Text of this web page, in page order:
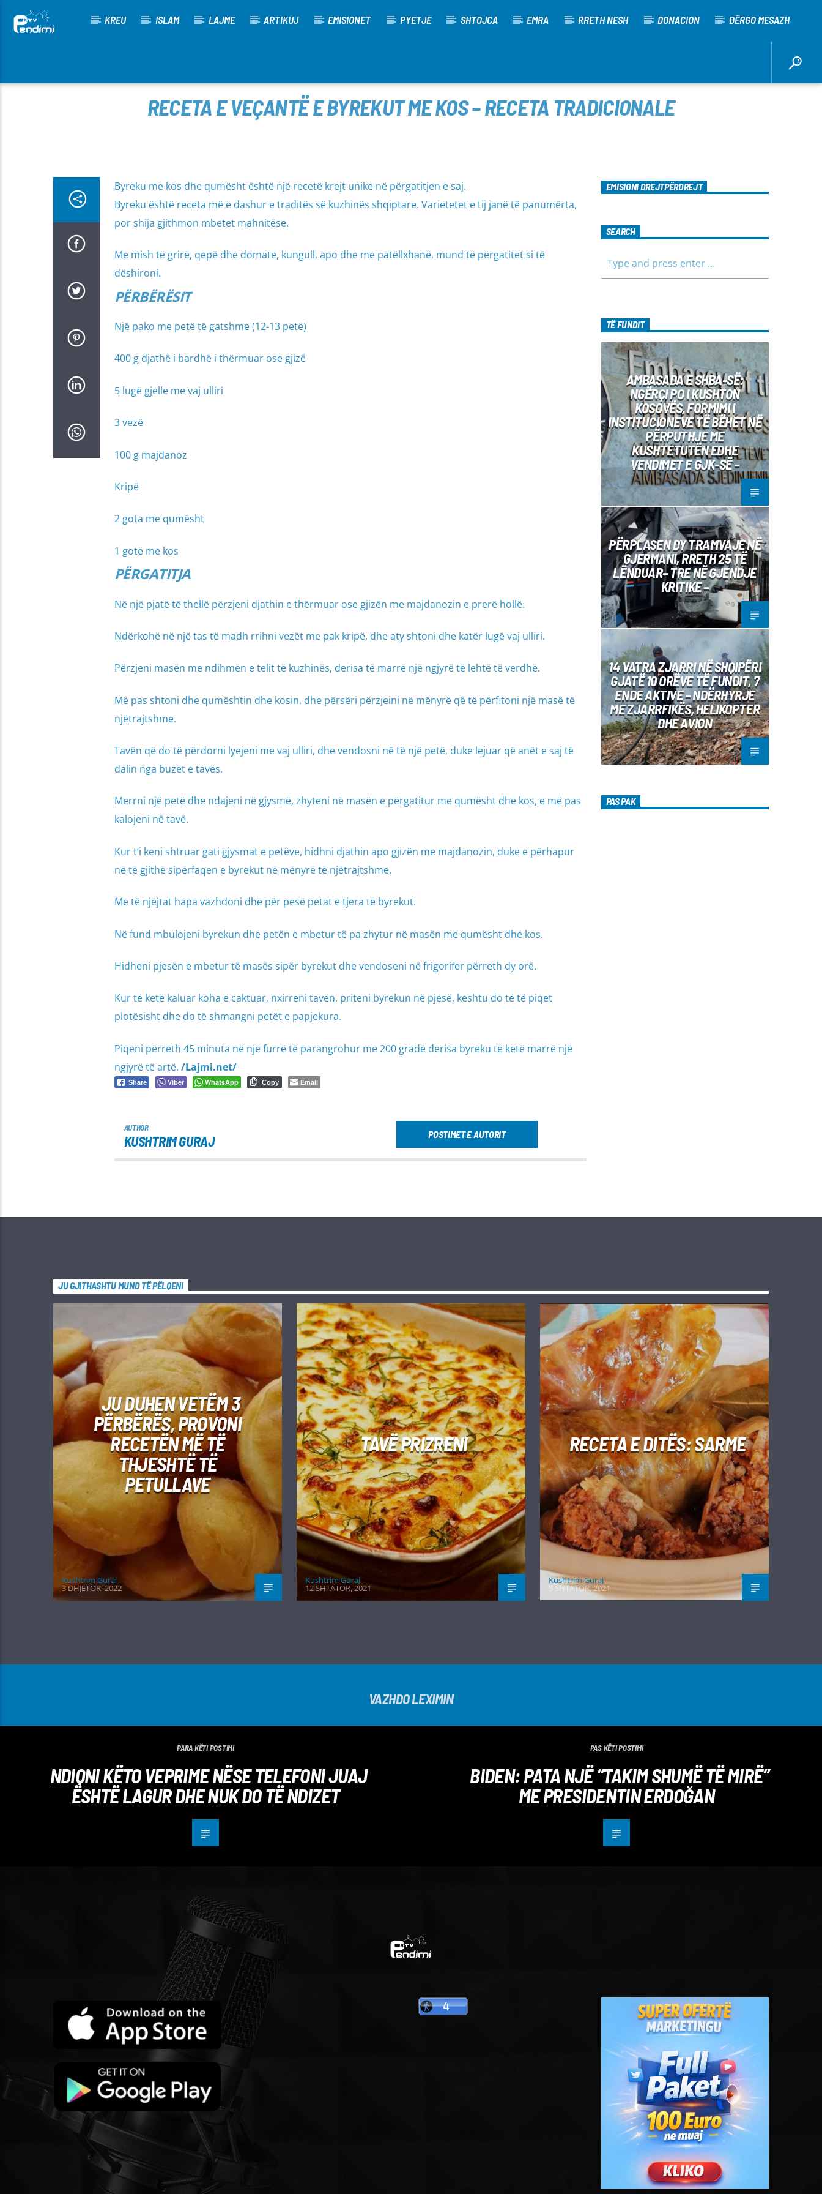
KREU ISLAM LAJME ARTIKUJ EMISIONET PYETJE SHTOJCA EMRA RRETH NESH DONACION DËRGO MESAZH
RECETA E VEÇANTË E BYREKUT ME KOS – RECETA TRADICIONALE
Byreku me kos dhe qumësht është një recetë krejt unike në përgatitjen e saj.
Byreku është receta më e dashur e traditës së kuzhinës shqiptare. Varietetet e tij janë të panumërta,
por shija gjithmon mbetet mahnitëse.
Me mish të grirë, qepë dhe domate, kungull, apo dhe me patëllxhanë, mund të përgatitet si të
dëshironi.
PËRBËRËSIT
Një pako me petë të gatshme (12-13 petë)
400 g djathë i bardhë i thërmuar ose gjizë
5 lugë gjelle me vaj ulliri
3 vezë
100 g majdanoz
Kripë
2 gota me qumësht
1 gotë me kos
PËRGATITJA
Në një pjatë të thellë përzjeni djathin e thërmuar ose gjizën me majdanozin e prerë hollë.
Ndërkohë në një tas të madh rrihni vezët me pak kripë, dhe aty shtoni dhe katër lugë vaj ulliri.
Përzjeni masën me ndihmën e telit të kuzhinës, derisa të marrë një ngjyrë të lehtë të verdhë.
Më pas shtoni dhe qumështin dhe kosin, dhe përsëri përzjeini në mënyrë që të përfitoni një masë të
njëtrajtshme.
Tavën që do të përdorni lyejeni me vaj ulliri, dhe vendosni në të një petë, duke lejuar që anët e saj të
dalin nga buzët e tavës.
Merrni një petë dhe ndajeni në gjysmë, zhyteni në masën e përgatitur me qumësht dhe kos, e më pas
kalojeni në tavë.
Kur t’i keni shtruar gati gjysmat e petëve, hidhni djathin apo gjizën me majdanozin, duke e përhapur
në të gjithë sipërfaqen e byrekut në mënyrë të njëtrajtshme.
Me të njëjtat hapa vazhdoni dhe për pesë petat e tjera të byrekut.
Në fund mbulojeni byrekun dhe petën e mbetur të pa zhytur në masën me qumësht dhe kos.
Hidheni pjesën e mbetur të masës sipër byrekut dhe vendoseni në frigorifer përreth dy orë.
Kur të ketë kaluar koha e caktuar, nxirreni tavën, priteni byrekun në pjesë, keshtu do të të piqet
plotësisht dhe do të shmangni petët e papjekura.
Piqeni përreth 45 minuta në një furrë të parangrohur me 200 gradë derisa byreku të ketë marrë një
ngjyrë të artë. /Lajmi.net/
Share Viber WhatsApp Copy Email
AUTHOR
KUSHTRIM GURAJ POSTIMET E AUTORIT
EMISIONI DREJTPËRDREJT
SEARCH
TË FUNDIT
AMBASADA E SHBA-SË:
NGËRÇI PO I KUSHTON
KOSOVËS, FORMIMI I
INSTITUCIONEVE TË BËHET NË
PËRPUTHJE ME
KUSHTETUTËN EDHE
VENDIMET E GJK-SË –
PËRPLASEN DY TRAMVAJE NË
GJERMANI, RRETH 25 TË
LËNDUAR– TRE NË GJENDJE
KRITIKE –
14 VATRA ZJARRI NË SHQIPËRI
GJATË 10 ORËVE TË FUNDIT, 7
ENDE AKTIVE – NDËRHYRJE
ME ZJARRFIKËS, HELIKOPTER
DHE AVION
PAS PAK
JU GJITHASHTU MUND TË PËLQENI
JU DUHEN VETËM 3
PËRBËRËS, PROVONI
RECETËN MË TË
THJESHTË TË
PETULLAVE
Kushtrim Guraj
3 DHJETOR, 2022
TAVË PRIZRENI
Kushtrim Guraj
12 SHTATOR, 2021
RECETA E DITËS: SARME
Kushtrim Guraj
5 SHTATOR, 2021
VAZHDO LEXIMIN
PARA KËTI POSTIMI
NDIQNI KËTO VEPRIME NËSE TELEFONI JUAJ
ËSHTË LAGUR DHE NUK DO TË NDIZET
PAS KËTI POSTIMI
BIDEN: PATA NJË “TAKIM SHUMË TË MIRË”
ME PRESIDENTIN ERDOĞAN